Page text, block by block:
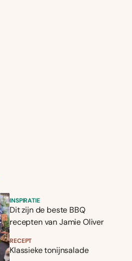
INSPIRATIE
Dit zijn de beste BBQ
recepten van Jamie Oliver
RECEPT
Klassieke tonijnsalade